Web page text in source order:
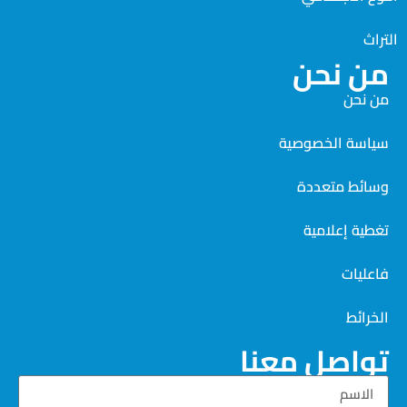
التراث
من نحن
من نحن
سياسة الخصوصية
وسائط متعددة
تغطية إعلامية
فاعليات
الخرائط
تواصل معنا